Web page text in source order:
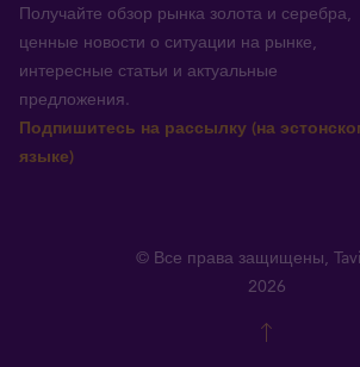
Получайте обзор рынка золота и серебра,
ценные новости о ситуации на рынке,
интересные статьи и актуальные
предложения.
Подпишитесь на рассылку (на
языке)
© Все права защищены,
2026